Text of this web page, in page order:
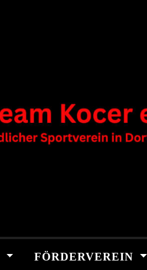
FÖRDERVEREIN